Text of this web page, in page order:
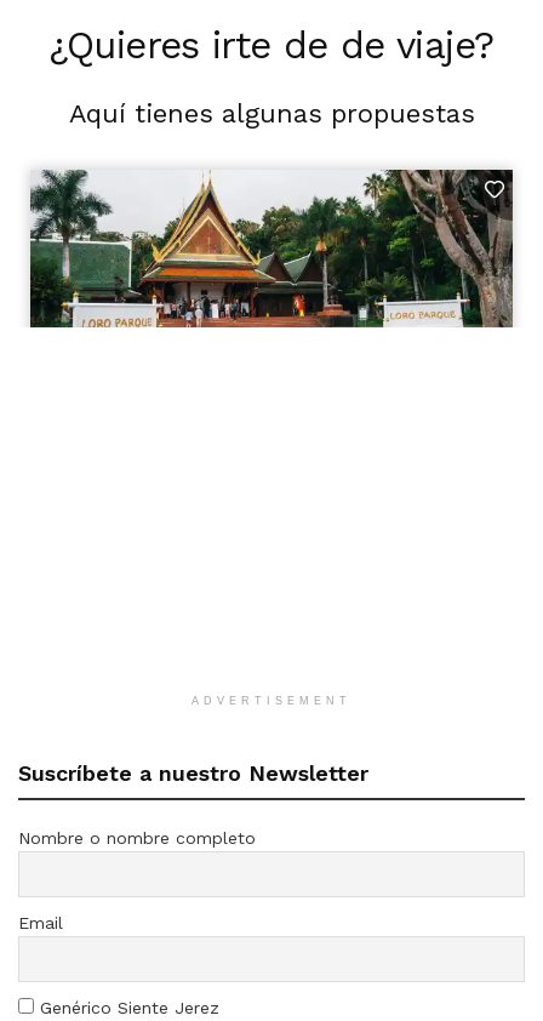
¿Quieres irte de de viaje?
Aquí tienes algunas propuestas
ADVERTISEMENT
Suscríbete a nuestro Newsletter
Nombre o nombre completo
Email
Genérico Siente Jerez